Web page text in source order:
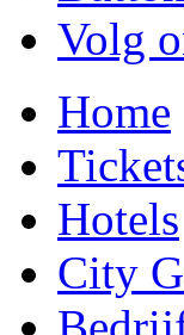
Volg
Home
Hotels
City